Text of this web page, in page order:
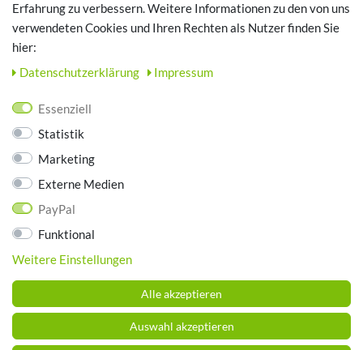
TOP SCHUHTHEMEN
Hausschuhe - Bequeme Schuhe für zuhause
Datenschutz
AGB
Impressum
ZAHLUNGSARTEN
Erfahrung zu verbessern. Weitere Informationen zu den von uns
verwendeten Cookies und Ihren Rechten als Nutzer finden Sie
hier:
Daten­schutz­erklärung
Impressum
Essenziell
Statistik
Marketing
Externe Medien
PayPal
Funktional
Weitere Einstellungen
Alle akzeptieren
Auswahl akzeptieren